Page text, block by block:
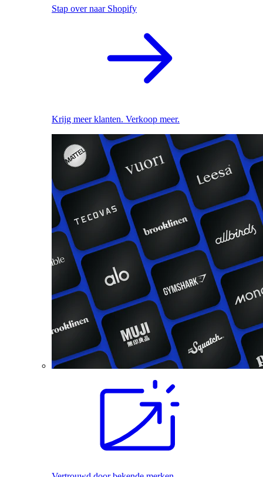
Stap over naar Shopify
Krijg meer klanten. Verkoop meer.